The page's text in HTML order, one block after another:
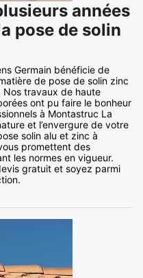
années
pose de solin
Germain bénéficie de
de pose de solin zinc
Nos travaux de haute
ont pu faire le bonheur
à Montastruc La
et l’envergure de votre
solin alu et zinc à
promettent des
les normes en vigueur.
gratuit et soyez parmi